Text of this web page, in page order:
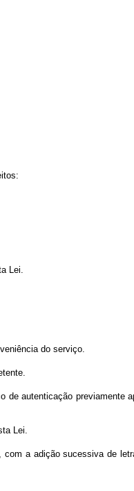
Lei.
do serviço.
autenticação previamente
Lei.
a adição sucessiva de